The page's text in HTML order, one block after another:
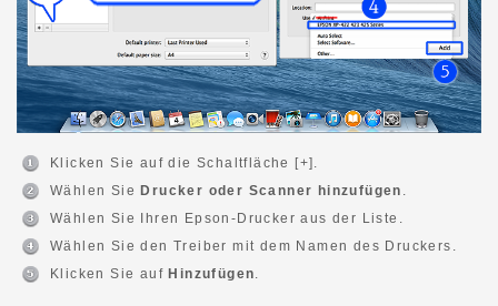
Klicken Sie auf die Schaltfläche [+].
Wählen SieDrucker oder Scanner hinzufügen
Wählen Sie Ihren Epson-Drucker aus der Liste.
Wählen Sie den Treiber mit dem Namen des Druckers.
Klicken Sie aufHinzufügen